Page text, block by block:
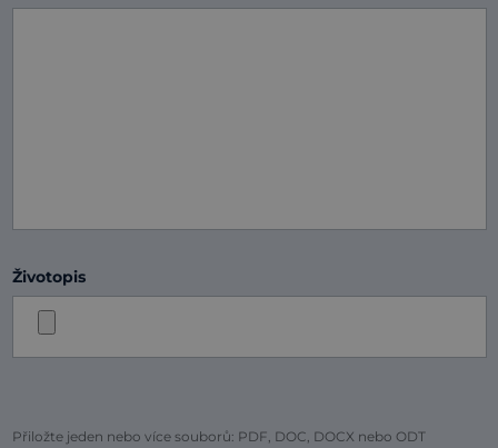
Životopis
Přiložte jeden nebo více souborů: PDF, DOC, DOCX nebo ODT